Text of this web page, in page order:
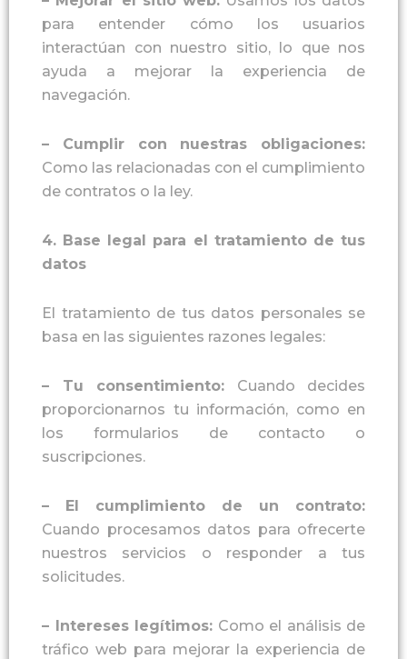
para entender cómo los usuarios
interactúan con nuestro sitio, lo que nos
ayuda a mejorar la experiencia de
navegación.
– Cumplir con nuestras obligaciones:
Como las relacionadas con el cumplimiento
de contratos o la ley.
4. Base legal para el tratamiento de tus
datos
El tratamiento de tus datos personales se
basa en las siguientes razones legales:
– Tu consentimiento: Cuando decides
proporcionarnos tu información, como en
los formularios de contacto o
suscripciones.
– El cumplimiento de un contrato:
Cuando procesamos datos para ofrecerte
nuestros servicios o responder a tus
solicitudes.
– Intereses legítimos: Como el análisis de
tráfico web para mejorar la experiencia de